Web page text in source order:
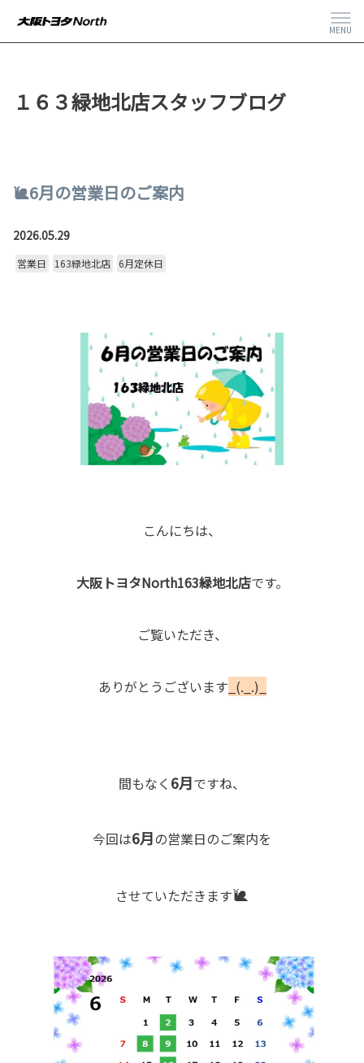
MENU
１６３緑地北店スタッフブログ
🐌6月の営業日のご案内
2026.05.29
営業日 163緑地北店 6月定休日
こんにちは、
大阪トヨタNorth163緑地北店です。
ご覧いただき、
ありがとうございます _(._.)_
間もなく 6月ですね、
今回は6月の営業日のご案内を
させていただきます🐌